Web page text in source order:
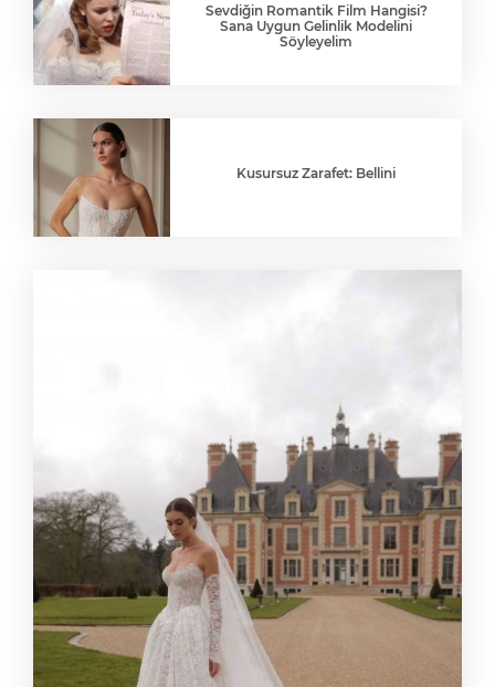
Sevdiğin Romantik Film Hangisi?
Sana Uygun Gelinlik Modelini
Söyleyelim
Kusursuz Zarafet: Bellini